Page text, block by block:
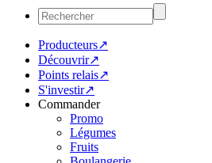
Producteurs↗
Découvrir↗
Points relais↗
S'investir↗
Commander
Promo
Légumes
Fruits